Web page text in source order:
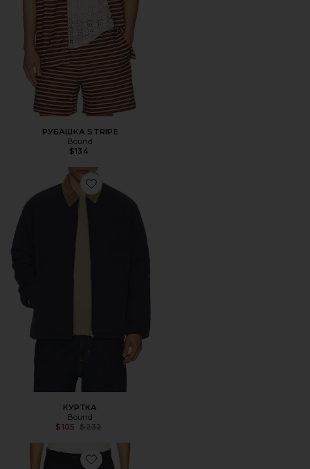
РУБАШКА STRIPE
Bound
$134
Favorite КУРТКА
КУРТКА
Bound
$105
Previous price:
$232
Favorite БУМАЖНЫЙ ТВИЛ